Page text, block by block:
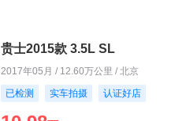
贵士2015款 3.5L SL
2017年05月 / 12.60万公里 / 北京
已检测
实车拍摄 认证好店